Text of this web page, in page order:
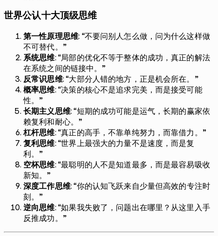
世界公认十大顶级思维
第一性原理思维: “不要问别人怎么做，问为什么这样做
不可替代。”
系统思维: “局部的优化不等于整体的成功，真正的解法
在系统之间的链接中。”
反常识思维: “大部分人错的地方，正是机会所在。”
概率思维: “决策的核心不是追求完美，而是接受可能
性。”
长期主义思维: “短期的成功可能是运气，长期的赢家依
赖复利和耐心。”
杠杆思维: “真正的高手，不靠单纯努力，而靠借力。”
复利思维: “世界上最强大的力量不是速度，而是复
利。”
空杯思维: “最聪明的人不是知道最多，而是最容易吸收
新知。”
深度工作思维: “你的认知飞跃来自少量但高效的专注时
刻。”
逆向思维: “如果我失败了，问题出在哪里？从这里入手
反推成功。”